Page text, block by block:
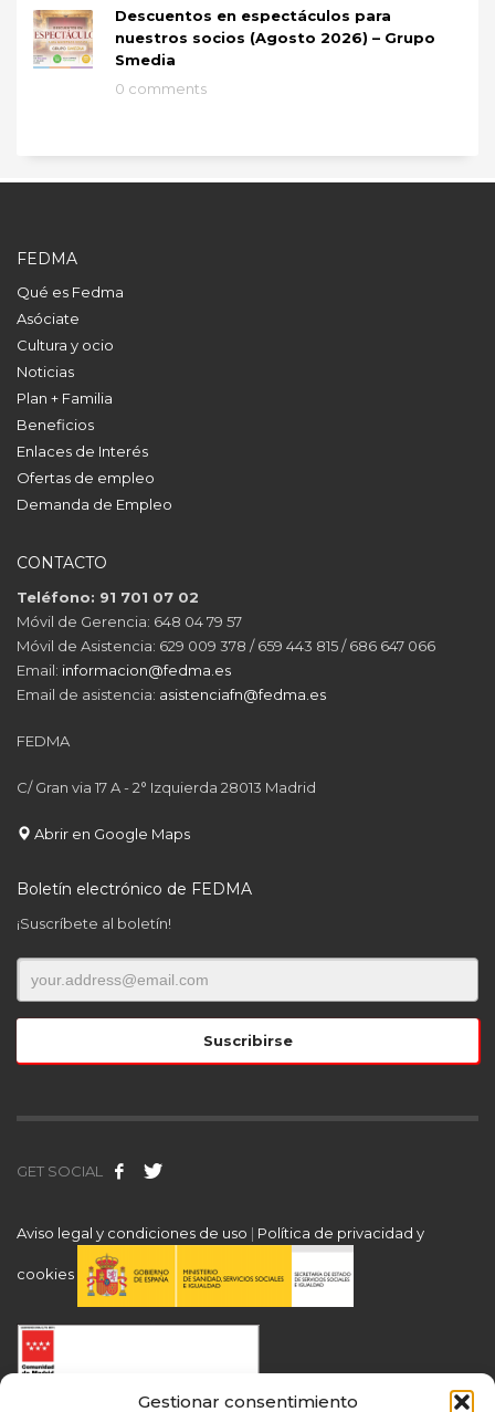
Gestionar consentimiento
Descuentos en espectáculos para
nuestros socios (Agosto 2026) – Grupo
Smedia
0 comments
FEDMA
Qué es Fedma
Asóciate
Cultura y ocio
Noticias
Plan + Familia
Beneficios
Enlaces de Interés
Ofertas de empleo
Demanda de Empleo
CONTACTO
Teléfono: 91 701 07 02
Móvil de Gerencia: 648 04 79 57
Móvil de Asistencia: 629 009 378 / 659 443 815 / 686 647 066
Email: informacion@fedma.es
Email de asistencia: asistenciafn@fedma.es
FEDMA
C/ Gran via 17 A - 2° Izquierda 28013 Madrid
Abrir en Google Maps
Boletín electrónico de FEDMA
¡Suscríbete al boletín!
GET SOCIAL
Aviso legal y condiciones de uso | Política de privacidad y
cookies